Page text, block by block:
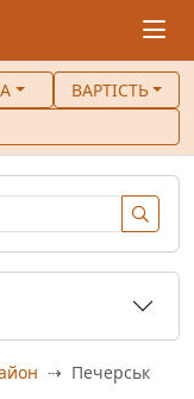
ВАРТІСТЬ
Печерськ